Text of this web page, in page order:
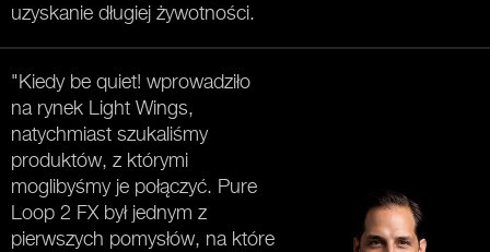
uzyskanie długiej żywotności.
"Kiedy be quiet! wprowadziło
na rynek Light Wings,
natychmiast szukaliśmy
produktów, z którymi
moglibyśmy je połączyć. Pure
Loop 2 FX był jednym z
pierwszych pomysłów, na które